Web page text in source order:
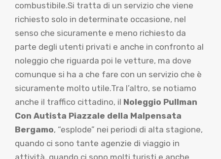
combustibile.Si tratta di un servizio che viene
richiesto solo in determinate occasione, nel
senso che sicuramente e meno richiesto da
parte degli utenti privati e anche in confronto al
noleggio che riguarda poi le vetture, ma dove
comunque si ha a che fare con un servizio che è
sicuramente molto utile.Tra l’altro, se notiamo
anche il traffico cittadino, il Noleggio Pullman
Con Autista Piazzale della Malpensata
Bergamo, “esplode” nei periodi di alta stagione,
quando ci sono tante agenzie di viaggio in
attività, quando ci sono molti turisti e anche